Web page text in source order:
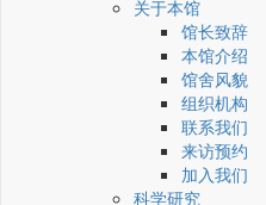
关于本馆
馆长致辞
本馆介绍
馆舍风貌
组织机构
联系我们
来访预约
加入我们
科学研究